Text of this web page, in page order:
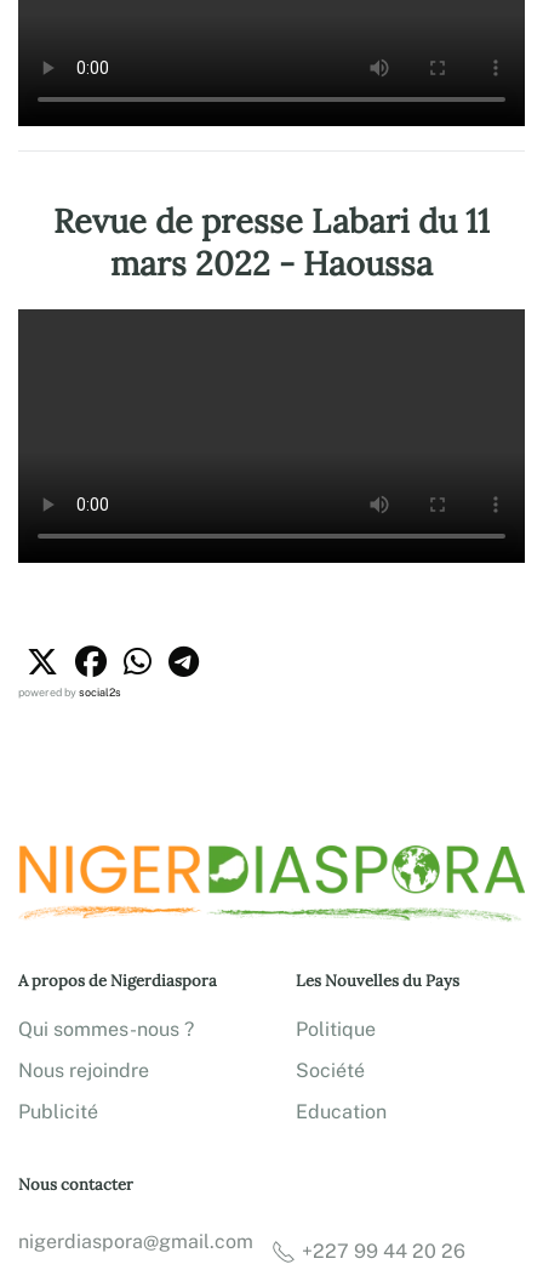
Revue de presse Labari du 11
mars 2022 - Haoussa
powered bysocial2s
A propos de Nigerdiaspora
Qui sommes-nous ?
Nous rejoindre
Publicité
Les Nouvelles du Pays
Politique
Société
Education
Nous contacter
nigerdiaspora@gmail.com +227 99 44 20 26